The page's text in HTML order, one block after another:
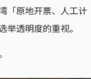
「原地开票、人工计
举透明度的重视。